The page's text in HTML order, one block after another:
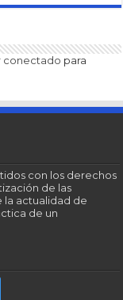
conectado para
con los derechos
de las
la actualidad de
de un